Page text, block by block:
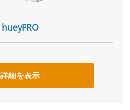
hueyPRO
詳細を表示